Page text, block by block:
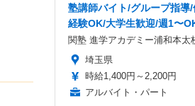
塾講師バイト/グループ指導
経験OK/大学生歓迎/週1〜
関塾 進学アカデミー浦和本太
埼玉県
時給1,400円～2,200円
アルバイト・パート